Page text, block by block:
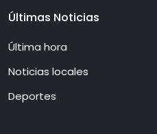
Últimas Noticias
Última hora
Noticias locales
Deportes